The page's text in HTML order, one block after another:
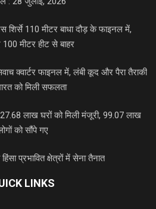
110 मीटर बाधा दौड़ के फाइनल में,
100 मीटर हीट से बाहर
क्वार्टर फाइनल में, लंबी कूद और पैरा तैराकी
को मिली सफलता
लाख घरों को मिली मंजूरी, 99.07 लाख
को सौंपे गए
प्रभावित क्षेत्रों में सेना तैनात
LINKS